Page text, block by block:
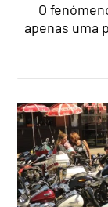
O
apenas uma